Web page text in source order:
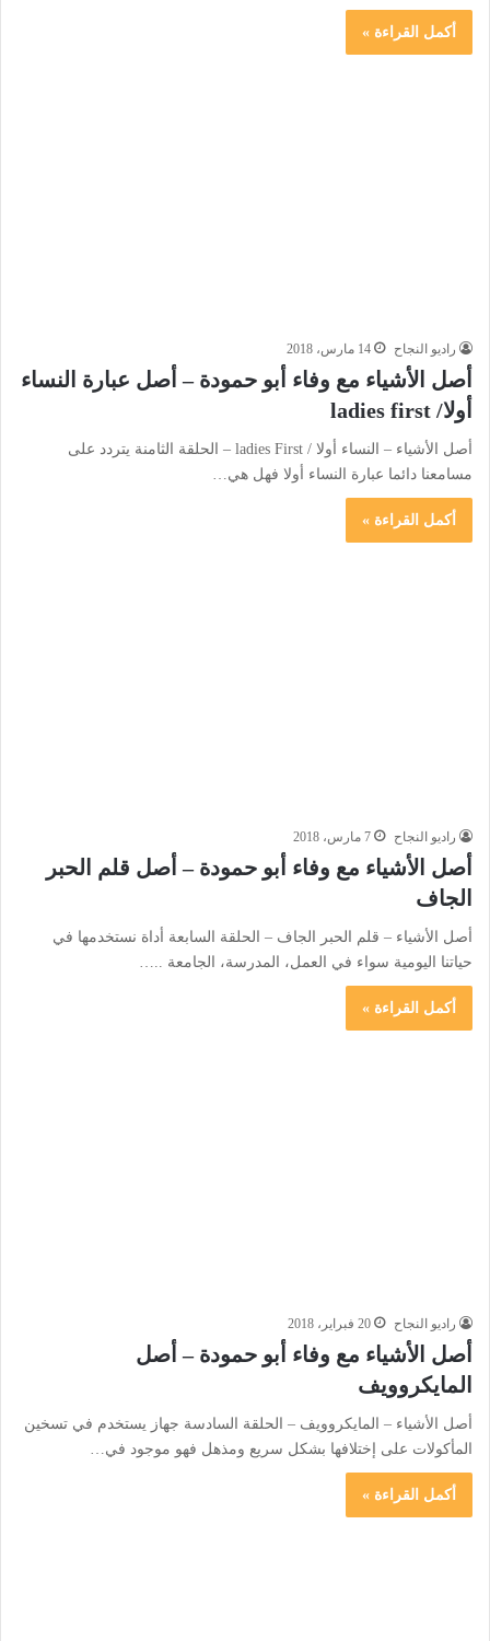
أكمل القراءة »
راديو النجاح 14 مارس، 2018
أصل الأشياء مع وفاء أبو حمودة – أصل عبارة النساء
أولا/ ladies first
أصل الأشياء – النساء أولا / ladies First – الحلقة الثامنة يتردد على
مسامعنا دائما عبارة النساء أولا فهل هي…
أكمل القراءة »
راديو النجاح 7 مارس، 2018
أصل الأشياء مع وفاء أبو حمودة – أصل قلم الحبر
الجاف
أصل الأشياء – قلم الحبر الجاف – الحلقة السابعة أداة نستخدمها في
حياتنا اليومية سواء في العمل، المدرسة، الجامعة ..…
أكمل القراءة »
راديو النجاح 20 فبراير، 2018
أصل الأشياء مع وفاء أبو حمودة – أصل
المايكروويف
أصل الأشياء – المايكروويف – الحلقة السادسة جهاز يستخدم في تسخين
المأكولات على إختلافها بشكل سريع ومذهل فهو موجود في…
أكمل القراءة »